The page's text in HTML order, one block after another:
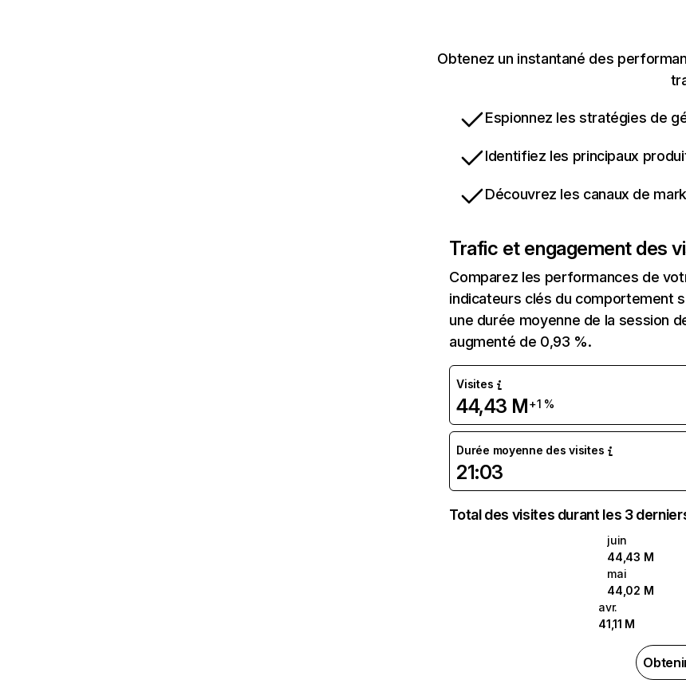
Obtenez un instantané des
Espionnez les stratégies de
Identifiez les principaux
Découvrez les canaux de
Trafic et engagement des
Comparez les performances de
indicateurs clés du comportement
une durée moyenne de la session
augmenté de 0,93 %.
Visites
44,43 M+1 %
Durée moyenne des visites
21:03
Total des visites durant les 3
juin
44,43 M
mai
44,02 M
avr.
41,11 M